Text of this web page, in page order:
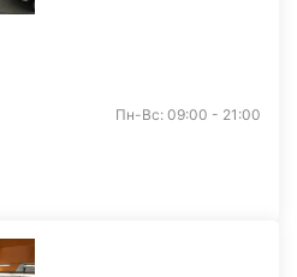
Пн-Вс: 09:00 - 21:00